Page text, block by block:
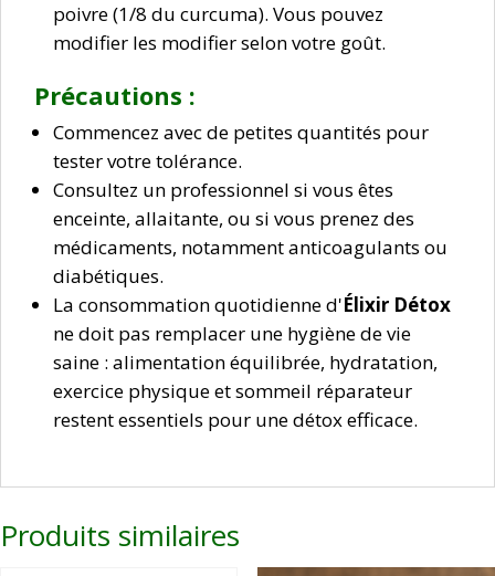
poivre (1/8 du curcuma). Vous pouvez
modifier les modifier selon votre goût.
Précautions :
Commencez avec de petites quantités pour
tester votre tolérance.
Consultez un professionnel si vous êtes
enceinte, allaitante, ou si vous prenez des
médicaments, notamment anticoagulants ou
diabétiques.
La consommation quotidienne d'Élixir Détox
ne doit pas remplacer une hygiène de vie
saine : alimentation équilibrée, hydratation,
exercice physique et sommeil réparateur
restent essentiels pour une détox efficace.
Produits similaires